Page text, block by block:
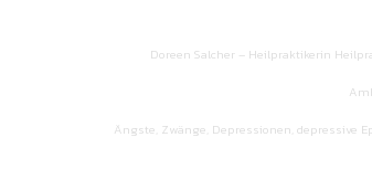
Doreen Salcher – Heilpraktikerin
Ängste, Zwänge, Depressionen, depressive